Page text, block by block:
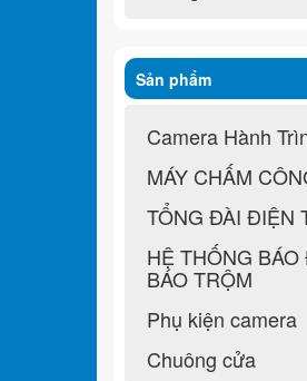
Sản phẩm
Camera Hành
MÁY CHẤM
TỔNG ĐÀI ĐIỆN
HỆ THỐNG
BÁO TRỘM
Phụ kiện camera
Chuông cửa